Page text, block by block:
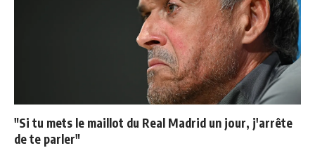
"Si tu mets le maillot du Real Madrid un jour, j'arrête
de te parler"